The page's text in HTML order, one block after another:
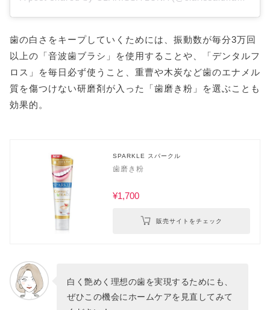
歯の白さをキープしていくためには、振動数が毎分3万回
以上の「音波歯ブラシ」を使用することや、「デンタルフ
ロス」を毎日必ず使うこと、重曹や木炭など歯のエナメル
質を傷つけない研磨剤が入った「歯磨き粉」を選ぶことも
効果的。
SPARKLE スパークル
歯磨き粉
¥1,700
販売サイトをチェック
白く艶めく理想の歯を実現するためにも、
ぜひこの機会にホームケアを見直してみて